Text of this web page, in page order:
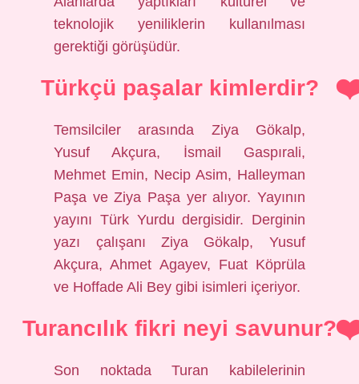
teknolojik yeniliklerin kullanılması
gerektiği görüşüdür.
Türkçü paşalar kimlerdir?
Temsilciler arasında Ziya Gökalp,
Yusuf Akçura, İsmail Gaspırali,
Mehmet Emin, Necip Asim, Halleyman
Paşa ve Ziya Paşa yer alıyor. Yayının
yayını Türk Yurdu dergisidir. Derginin
yazı çalışanı Ziya Gökalp, Yusuf
Akçura, Ahmet Agayev, Fuat Köprüla
ve Hoffade Ali Bey gibi isimleri içeriyor.
Turancılık fikri neyi savunur?
Son noktada Turan kabilelerinin